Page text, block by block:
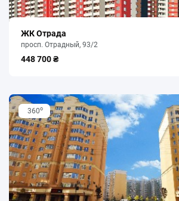
ЖК Отрада
просп. Отрадный, 93/2
448 700 ₴
360o